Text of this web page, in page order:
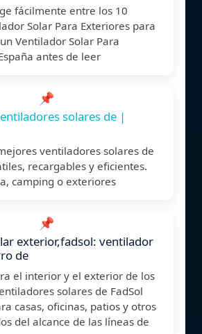
fácilmente entre los 10
Solar Para Exteriores para
Ventilador Solar Para
antes de leer
📌
solares de |
ventiladores solares de
recargables y eficientes.
camping o exteriores
📌
exterior,fadsol: ventilador
de
el interior y el exterior de los
solares de FadSol
casas, oficinas, patios y otros
del alcance de las líneas de